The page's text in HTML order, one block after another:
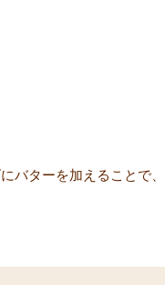
バターを加えることで